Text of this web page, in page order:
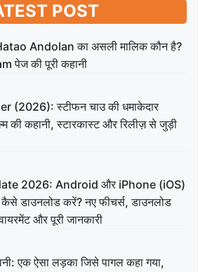
POST
Andolan का असली मालिक कौन है?
पेज की पूरी कहानी
(2026): स्टीफन चाउ की धमाकेदार
की कहानी, स्टारकास्ट और रिलीज़ से जुड़ी
2026: Android और iPhone (iOS)
कैसे डाउनलोड करें? नए फीचर्स, डाउनलोड
और पूरी जानकारी
एक ऐसा लड़का जिसे पागल कहा गया,